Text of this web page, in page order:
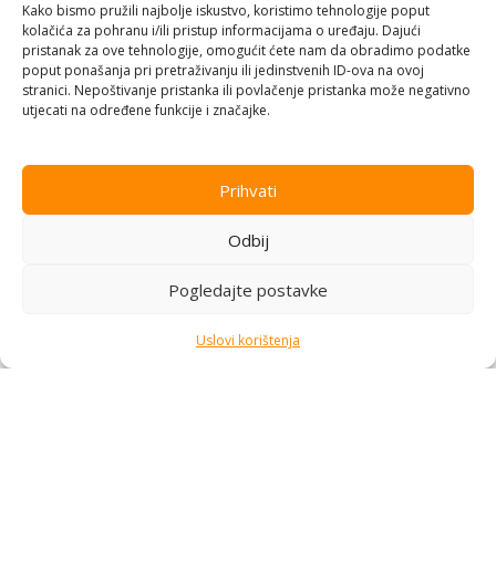
Kako bismo pružili najbolje iskustvo, koristimo tehnologije poput
kolačića za pohranu i/ili pristup informacijama o uređaju. Dajući
pristanak za ove tehnologije, omogućit ćete nam da obradimo podatke
poput ponašanja pri pretraživanju ili jedinstvenih ID-ova na ovoj
stranici. Nepoštivanje pristanka ili povlačenje pristanka može negativno
utjecati na određene funkcije i značajke.
Prihvati
Odbij
Pogledajte postavke
Uslovi korištenja
PC ONER je specijalizovan za računare,
laptope, komponente i profesionalnu IT
opremu. Brza isporuka širom BiH, stručna
podrška i pouzdana postprodaja.
Kategorije
Kontakt informacije
Branilaca Bosne, 75 300 Lukavac